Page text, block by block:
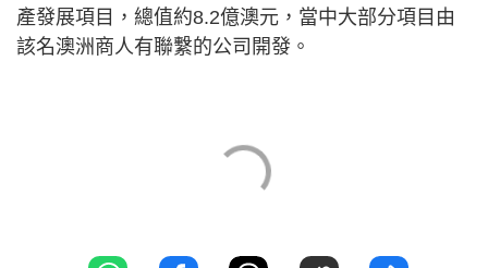
產發展項目，總值約8.2億澳元，當中大部分項目由
該名澳洲商人有聯繫的公司開發。